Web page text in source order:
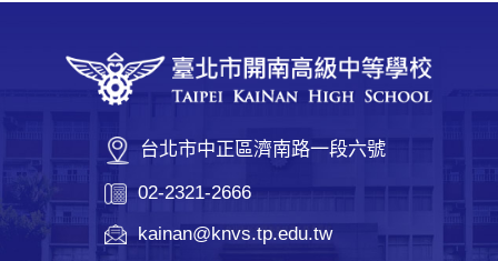
台北市中正區濟南路一段六號
02-2321-2666
kainan@knvs.tp.edu.tw